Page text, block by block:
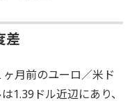
差
月前のユーロ／米ド
1.39ドル近辺にあり、